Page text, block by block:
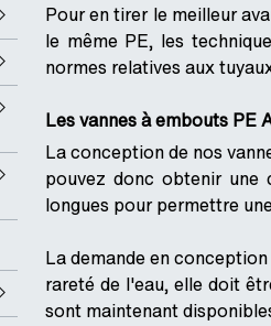
Pour en tirer le meilleur
le même PE, les
normes relatives aux
Les vannes à embouts PE
La conception de nos
pouvez donc obtenir une
longues pour permettre
La demande en
rareté de l'eau, elle doit
sont maintenant